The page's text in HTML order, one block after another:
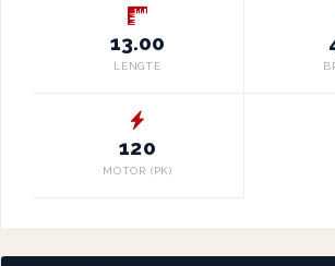
13.00
LENGTE
120
MOTOR (PK)